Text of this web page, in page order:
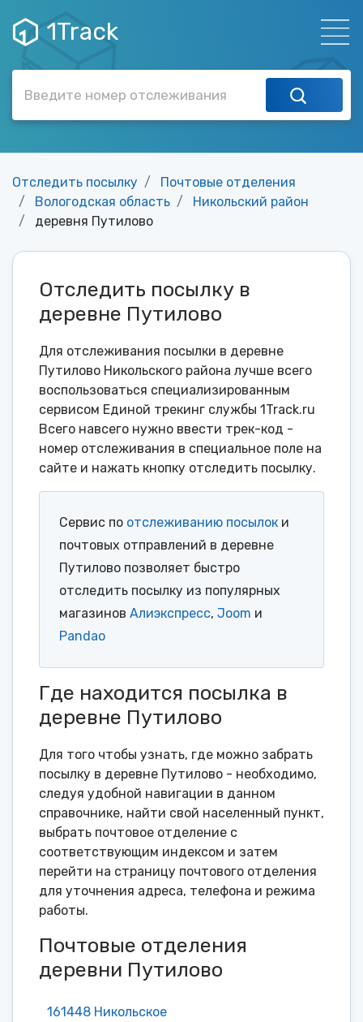
1Track
Отследить посылку
Почтовые отделения
Вологодская область
Никольский район
деревня Путилово
Отследить посылку в
деревне Путилово
Для отслеживания посылки в деревне
Путилово Никольского района лучше всего
воспользоваться специализированным
сервисом Единой трекинг службы 1Track.ru
Всего навсего нужно ввести трек-код -
номер отслеживания в специальное поле на
сайте и нажать кнопку отследить посылку.
Сервис по отслеживанию посылок и
почтовых отправлений в деревне
Путилово позволяет быстро
отследить посылку из популярных
магазинов Алиэкспресс, Joom и
Pandao
Где находится посылка в
деревне Путилово
Для того чтобы узнать, где можно забрать
посылку в деревне Путилово - необходимо,
следуя удобной навигации в данном
справочнике, найти свой населенный пункт,
выбрать почтовое отделение с
соответствующим индексом и затем
перейти на страницу почтового отделения
для уточнения адреса, телефона и режима
работы.
Почтовые отделения
деревни Путилово
161448 Никольское